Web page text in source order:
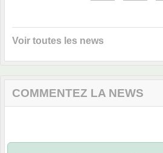
Voir toutes les news
COMMENTEZ LA NEWS